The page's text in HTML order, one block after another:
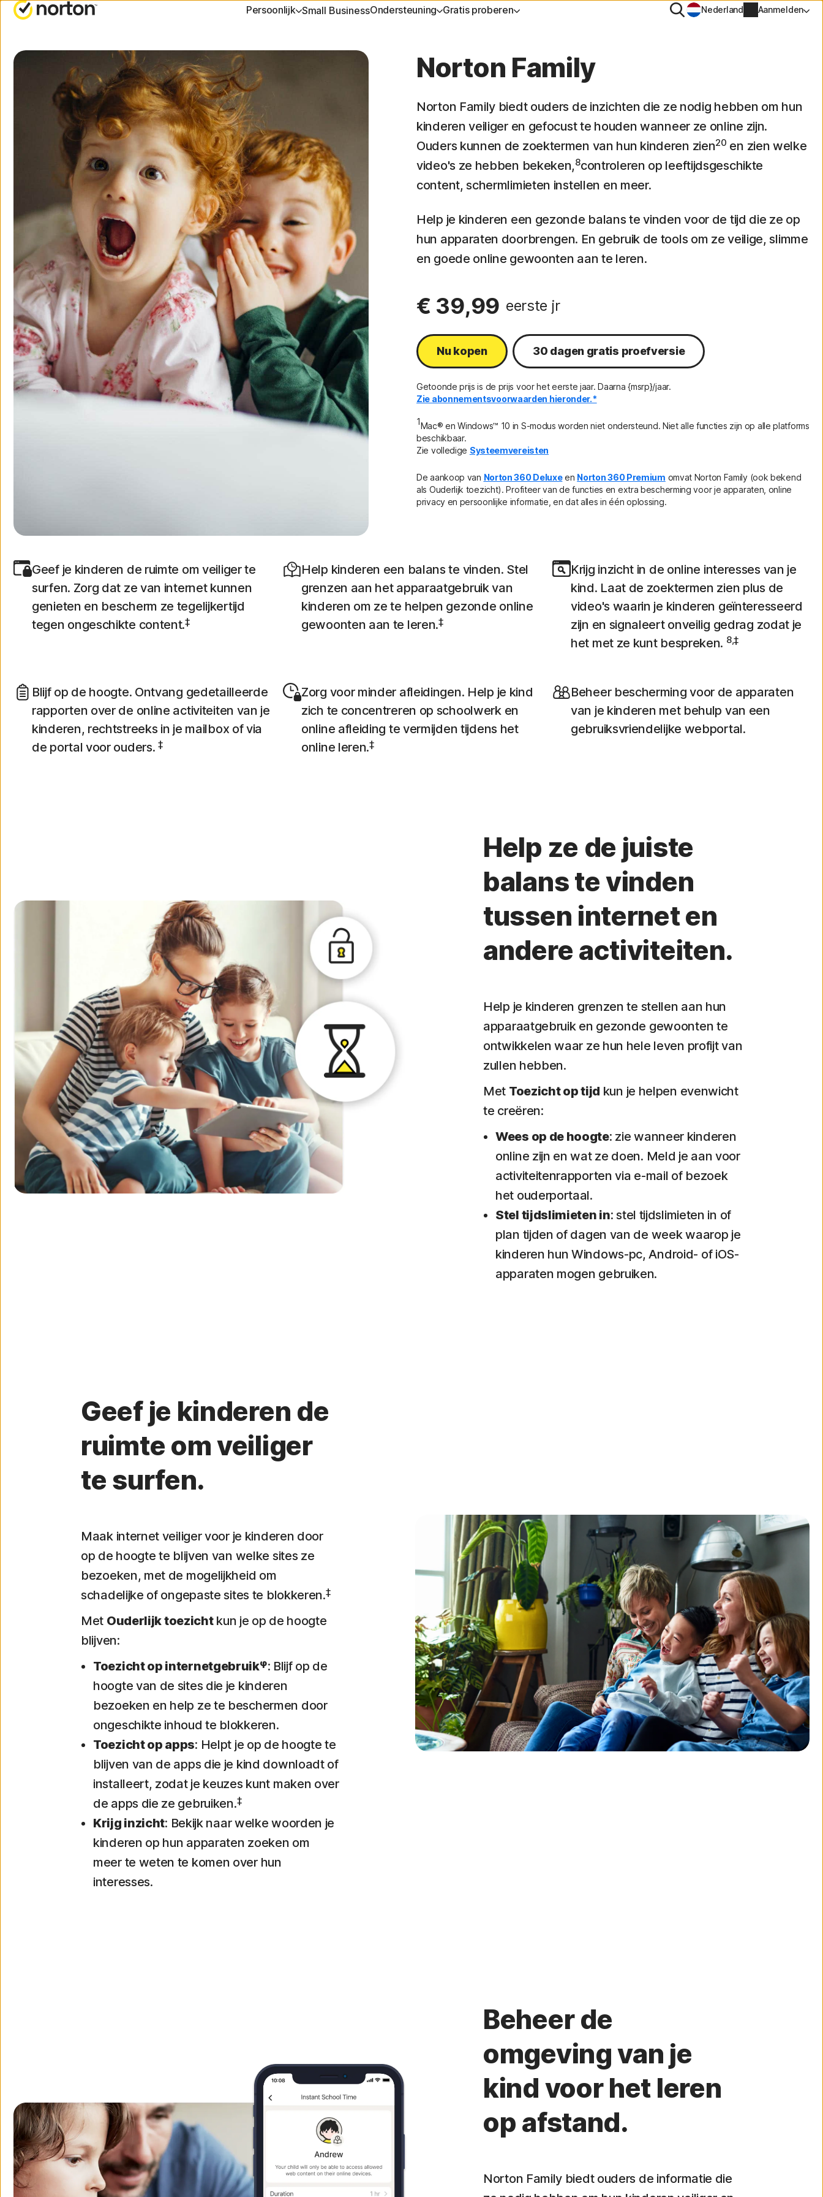
Persoonlijk
Norton 360 Advanced
Norton 360 Premium
Norton 360 Deluxe
Norton 360 Standard
Norton AntiVirus Plus
Norton Mobile Security voor
Norton Mobile Security voor iOS™
Norton VPN
Norton AntiTrack
Alle producten en services
Small BusinessOndersteuning
Klantenservice Abonnement verlengen
Premium services
Gratis proberen
Gratis proefperiodes
ZoekenNederland Aanmelden
Accountgegevens
Factureringsgegevens
Bestelgeschiedenis
Voer je productsleutel in
Norton Family
Norton Family biedt ouders de inzichten die ze nodig hebben om hun
kinderen veiliger en gefocust te houden wanneer ze online zijn.
Ouders kunnen de zoektermen van hun kinderen zien20 en zien welke
video's ze hebben bekeken,8controleren op leeftijdsgeschikte
content, schermlimieten instellen en meer.
Help je kinderen een gezonde balans te vinden voor de tijd die ze op
hun apparaten doorbrengen. En gebruik de tools om ze veilige, slimme
en goede online gewoonten aan te leren.
€ 39,99 eerste jr
Nu kopen 30 dagen gratis proefversie
Getoonde prijs is de prijs voor het eerste jaar. Daarna {msrp}/jaar.
Zie abonnementsvoorwaarden hieronder.*
1Mac® en Windows™ 10 in S-modus worden niet ondersteund. Niet alle functies zijn op alle platforms
beschikbaar.
Zie volledige Systeemvereisten
De aankoop van Norton 360 Deluxeen Norton 360 Premium omvat Norton Family (ook bekend
als Ouderlijk toezicht). Profiteer van de functies en extra bescherming voor je apparaten, online
privacy en persoonlijke informatie, en dat alles in één oplossing.
Geef je kinderen de ruimte om veiliger te
surfen. Zorg dat ze van internet kunnen
genieten en bescherm ze tegelijkertijd
tegen ongeschikte content.‡
Help kinderen een balans te vinden. Stel
grenzen aan het apparaatgebruik van
kinderen om ze te helpen gezonde online
gewoonten aan te leren.‡
Krijg inzicht in de online interesses van je
kind. Laat de zoektermen zien plus de
video's waarin je kinderen geïnteresseerd
zijn en signaleert onveilig gedrag zodat je
het met ze kunt bespreken. 8,‡
Blijf op de hoogte. Ontvang gedetailleerde
rapporten over de online activiteiten van je
kinderen, rechtstreeks in je mailbox of via
de portal voor ouders.‡
Zorg voor minder afleidingen. Help je kind
zich te concentreren op schoolwerk en
online afleiding te vermijden tijdens het
online leren.‡
Beheer bescherming voor de apparaten
van je kinderen met behulp van een
gebruiksvriendelijke webportal.
Help ze de juiste
balans te vinden
tussen internet en
andere activiteiten.
Help je kinderen grenzen te stellen aan hun
apparaatgebruik en gezonde gewoonten te
ontwikkelen waar ze hun hele leven profijt van
zullen hebben.
Met Toezicht op tijd kun je helpen evenwicht
te creëren:
Wees op de hoogte: zie wanneer kinderen
online zijn en wat ze doen. Meld je aan voor
activiteitenrapporten via e-mail of bezoek
het ouderportaal.
Stel tijdslimieten in: stel tijdslimieten in of
plan tijden of dagen van de week waarop je
kinderen hun Windows-pc, Android- of iOS-
apparaten mogen gebruiken.
Geef je kinderen de
ruimte om veiliger
te surfen.
Maak internet veiliger voor je kinderen door
op de hoogte te blijven van welke sites ze
bezoeken, met de mogelijkheid om
schadelijke of ongepaste sites te blokkeren.‡
Met Ouderlijk toezichtkun je op de hoogte
blijven:
Toezicht op internetgebruikφ: Blijf op de
hoogte van de sites die je kinderen
bezoeken en help ze te beschermen door
ongeschikte inhoud te blokkeren.
Toezicht op apps: Helpt je op de hoogte te
blijven van de apps die je kind downloadt of
installeert, zodat je keuzes kunt maken over
de apps die ze gebruiken.‡
Krijg inzicht: Bekijk naar welke woorden je
kinderen op hun apparaten zoeken om
meer te weten te komen over hun
interesses.
Beheer de
omgeving van je
kind voor het leren
op afstand.
Norton Family biedt ouders de informatie die